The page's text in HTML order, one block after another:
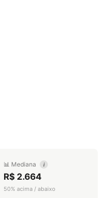
📊 Mediana i
R$ 2.664
50% acima / abaixo